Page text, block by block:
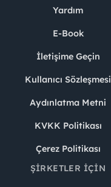
Yardım
E-Book
İletişime Geçin
Kullanıcı Sözleşmesi
Aydınlatma Metni
KVKK Politikası
Çerez Politikası
ŞIRKETLER İÇIN